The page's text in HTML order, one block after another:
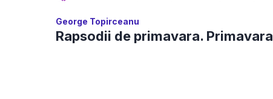
George Topirceanu
Rapsodii de primavara. Primavara